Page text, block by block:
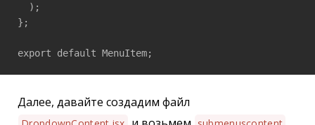
  );
};
export default MenuItem;
Далее, давайте создадим файл